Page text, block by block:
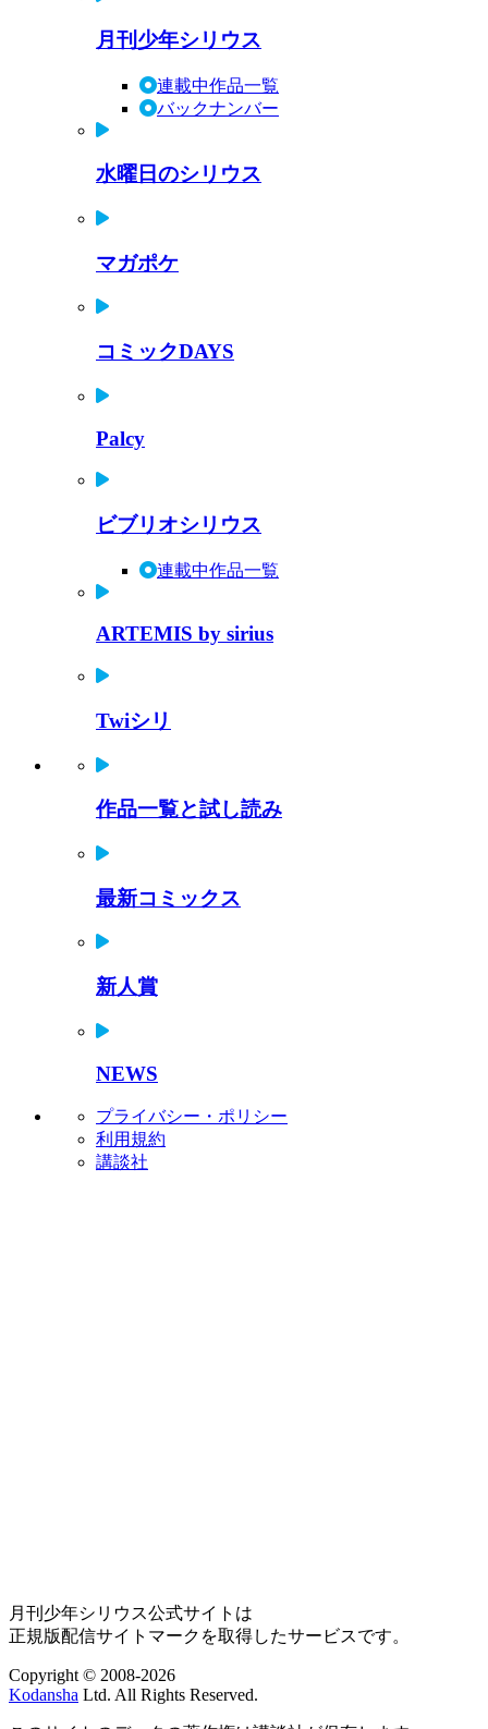
月刊少年シリウス
連載中作品一覧
バックナンバー
水曜日のシリウス
マガポケ
コミックDAYS
Palcy
ビブリオシリウス
連載中作品一覧
ARTEMIS by sirius
Twiシリ
作品一覧と試し読み
最新コミックス
新人賞
NEWS
プライバシー・ポリシー
利用規約
講談社
月刊少年シリウス公式サイトは
正規版配信サイトマークを取得したサービスです。
Copyright © 2008-2026
Kodansha Ltd. All Rights Reserved.